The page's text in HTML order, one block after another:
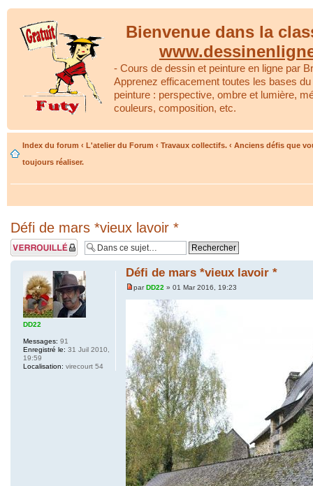
Bienvenue dans la
- Cours de dessin et peinture en ligne par
Apprenez efficacement toutes les bases
peinture : perspective, ombre et lumière,
couleurs, composition, etc.
Index du forum ‹ L'atelier du Forum ‹ Travaux collectifs. ‹ Anciens défis que
toujours réaliser.
Défi de mars *vieux lavoir *
Sujet verrouillé
Défi de mars *vieux lavoir *
parDD22 » 01 Mar 2016, 19:23
DD22
Messages: 91
Enregistré le: 31 Juil 2010,
19:59
Localisation: virecourt 54